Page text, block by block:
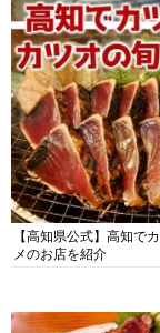
【高知県公式】高知で
メのお店を紹介